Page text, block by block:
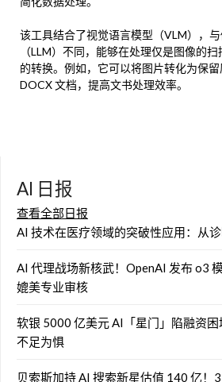
该工具结合了视觉语言模型（VLM），
（LLM）不同，能够在处理仅是图像的
的转换。例如，它可以将图片转化为保
DOCX 文档，提高文书处理效率。
AI 日报
查看全部日报
AI 技术在医疗领域的突破性应用：从
AI 代理战场新核武！OpenAI 发布 o3
媲美专业审核
软银 5000 亿美元 AI「星门」陷融资
不足为惧
贝索斯加持 AI 搜索新星估值 140 亿！